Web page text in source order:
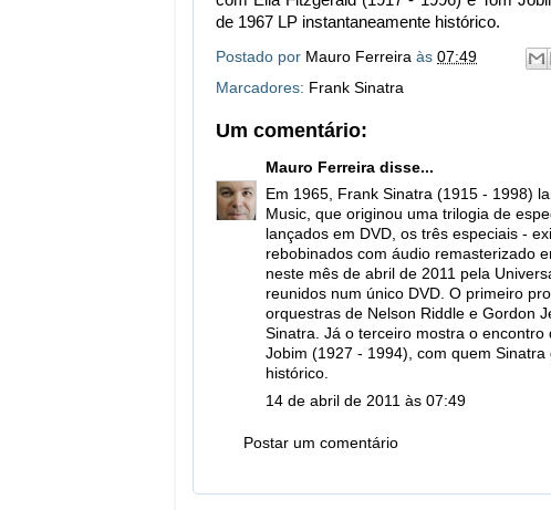
de 1967 LP instantaneamente histórico.
Postado por Mauro Ferreira às 07:49
Marcadores: Frank Sinatra
Um comentário:
Mauro Ferreira disse...
Em 1965, Frank Sinatra (1915 - 1998)
Music, que originou uma trilogia de
lançados em DVD, os três especiais -
rebobinados com áudio remasterizado
neste mês de abril de 2011 pela
reunidos num único DVD. O primeiro
orquestras de Nelson Riddle e Gordon
Sinatra. Já o terceiro mostra o
Jobim (1927 - 1994), com quem
histórico.
14 de abril de 2011 às 07:49
Postar um comentário